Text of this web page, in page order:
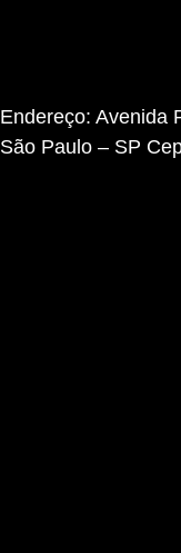
Endereço: Avenida
São Paulo – SP